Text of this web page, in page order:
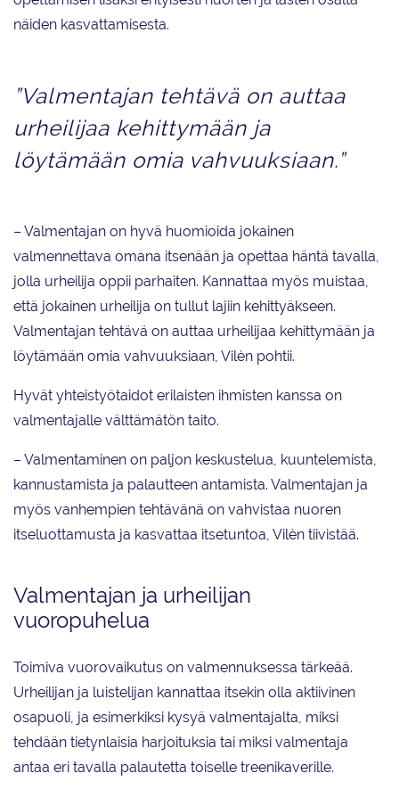
näiden kasvattamisesta.
”Valmentajan tehtävä on auttaa
urheilijaa kehittymään ja
löytämään omia vahvuuksiaan.”
– Valmentajan on hyvä huomioida jokainen
valmennettava omana itsenään ja opettaa häntä tavalla,
jolla urheilija oppii parhaiten. Kannattaa myös muistaa,
että jokainen urheilija on tullut lajiin kehittyäkseen.
Valmentajan tehtävä on auttaa urheilijaa kehittymään ja
löytämään omia vahvuuksiaan, Vilèn pohtii.
Hyvät yhteistyötaidot erilaisten ihmisten kanssa on
valmentajalle välttämätön taito.
– Valmentaminen on paljon keskustelua, kuuntelemista,
kannustamista ja palautteen antamista. Valmentajan ja
myös vanhempien tehtävänä on vahvistaa nuoren
itseluottamusta ja kasvattaa itsetuntoa, Vilèn tiivistää.
Valmentajan ja urheilijan
vuoropuhelua
Toimiva vuorovaikutus on valmennuksessa tärkeää.
Urheilijan ja luistelijan kannattaa itsekin olla aktiivinen
osapuoli, ja esimerkiksi kysyä valmentajalta, miksi
tehdään tietynlaisia harjoituksia tai miksi valmentaja
antaa eri tavalla palautetta toiselle treenikaverille.